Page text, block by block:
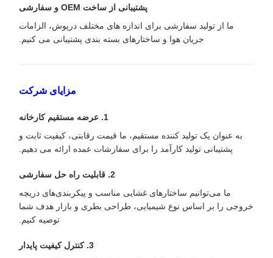
پشتیبانی از ساخت OEM و سفارشی
ما از تولید سفارشی برای اندازه های مختلف درپوش، الزامات
جریان هوا و ساختارهای بسته بندی پشتیبانی می کنیم.
مزایای شرکت
1. عرضه مستقیم کارخانه
به عنوان یک تولید کننده مستقیم، ما قیمت رقابتی، کیفیت ثابت و
پشتیبانی تولید کارآمد را برای سفارشات عمده ارائه می دهیم.
2. قابلیت راه حل سفارشی
ما می‌توانیم ساختارهای غشایی مناسب و پیکربندی‌های دریچه
خروجی را بر اساس نوع شیمیایی، طراحی بطری و بازار هدف شما
توصیه کنیم.
3. کنترل کیفیت پایدار